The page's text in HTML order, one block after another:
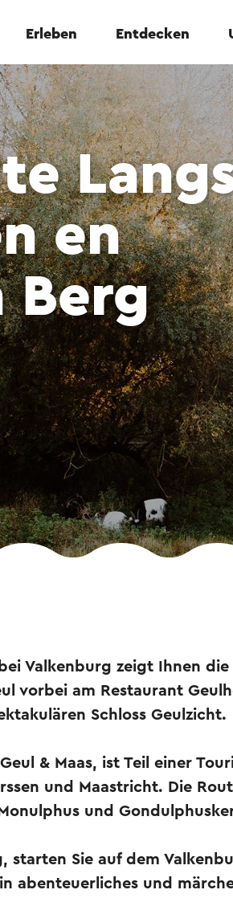
Erleben Entdecken
en
Berg
Valkenburg zeigt Ihnen
vorbei am Restaurant
Schloss Geulzicht.
& Maas, ist Teil einer
und Maastricht. Die
und
starten Sie auf dem
abenteuerliches und